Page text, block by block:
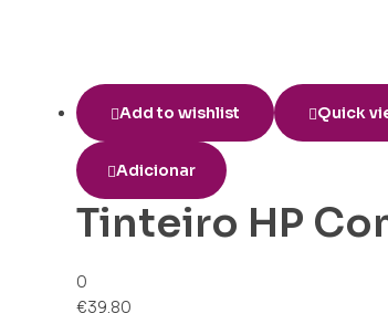
Add to wishlist Quick
Adicionar
Tinteiro HP
0
€39.80